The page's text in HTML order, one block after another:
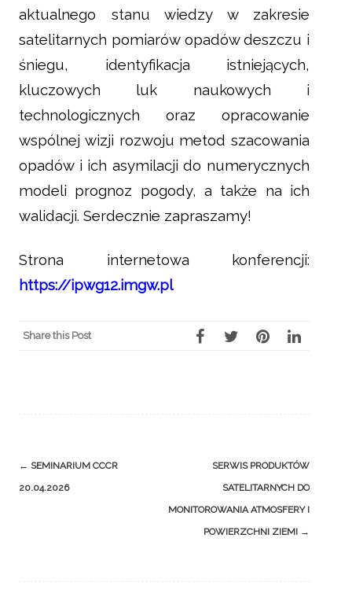
aktualnego stanu wiedzy w zakresie
satelitarnych pomiarów opadów deszczu i
śniegu, identyfikacja istniejących,
kluczowych luk naukowych i
technologicznych oraz opracowanie
wspólnej wizji rozwoju metod szacowania
opadów i ich asymilacji do numerycznych
modeli prognoz pogody, a także na ich
walidacji. Serdecznie zapraszamy!
Strona internetowa konferencji:
https://ipwg12.imgw.pl
Share this Post
Post
navigation
← SEMINARIUM CCCR
20.04.2026
SERWIS PRODUKTÓW
SATELITARNYCH DO
MONITOROWANIA ATMOSFERY I
POWIERZCHNI ZIEMI →